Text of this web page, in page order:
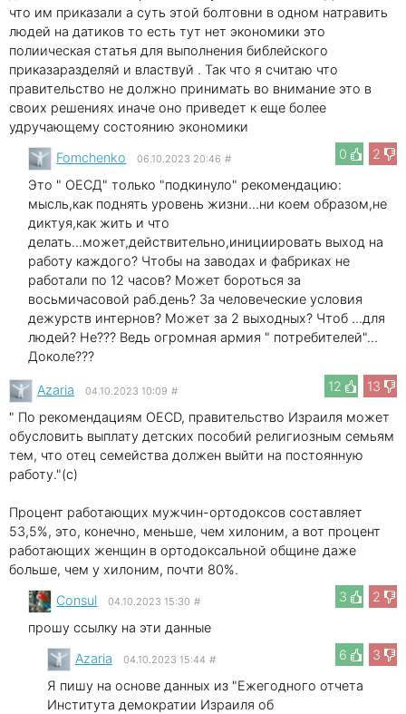
что им приказали а суть этой болтовни в одном натравить
людей на датиков то есть тут нет экономики это
полиическая статья для выполнения библейского
приказаразделяй и властвуй . Так что я считаю что
правительство не должно принимать во внимание это в
своих решениях иначе оно приведет к еще более
удручающему состоянию экономики
0
2
Fomchenko 06.10.2023 20:46 #
Это " ОЕСД" только "подкинуло" рекомендацию:
мысль,как поднять уровень жизни...ни коем образом,не
диктуя,как жить и что
делать...может,действительно,инициировать выход на
работу каждого? Чтобы на заводах и фабриках не
работали по 12 часов? Может бороться за
восьмичасовой раб.день? За человеческие условия
дежурств интернов? Может за 2 выходных? Чтоб ...для
людей? Не??? Ведь огромная армия " потребителей"...
Доколе???
12
13
Azaria 04.10.2023 10:09 #
" По рекомендациям OECD, правительство Израиля может
обусловить выплату детских пособий религиозным семьям
тем, что отец семейства должен выйти на постоянную
работу."(c)
Процент работающих мужчин-ортодоксов составляет
53,5%, это, конечно, меньше, чем хилоним, а вот процент
работающих женщин в ортодоксальной общине даже
больше, чем у хилоним, почти 80%.
3
2
Consul 04.10.2023 15:30 #
прошу ссылку на эти данные
6
3
Azaria 04.10.2023 15:44 #
Я пишу на основе данных из "Ежегодного отчета
Института демократии Израиля об